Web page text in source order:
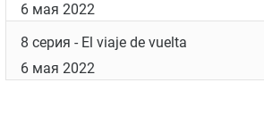
6 мая 2022
8 серия - El viaje de vuelta
6 мая 2022